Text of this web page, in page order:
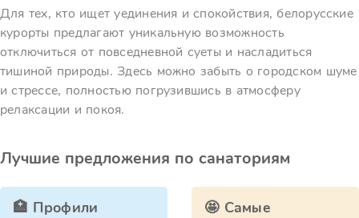
Для тех, кто ищет уединения и спокойствия, белорусские
курорты предлагают уникальную возможность
отключиться от повседневной суеты и насладиться
тишиной природы. Здесь можно забыть о городском шуме
и стрессе, полностью погрузившись в атмосферу
релаксации и покоя.
Лучшие предложения по санаториям
🏥 Профили
🤩 Самые